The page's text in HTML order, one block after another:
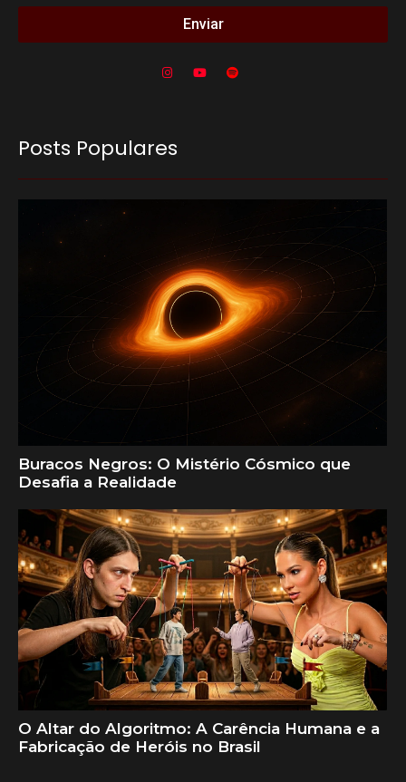
Enviar
Posts Populares
Buracos Negros: O Mistério Cósmico que
Desafia a Realidade
O Altar do Algoritmo: A Carência Humana e a
Fabricação de Heróis no Brasil